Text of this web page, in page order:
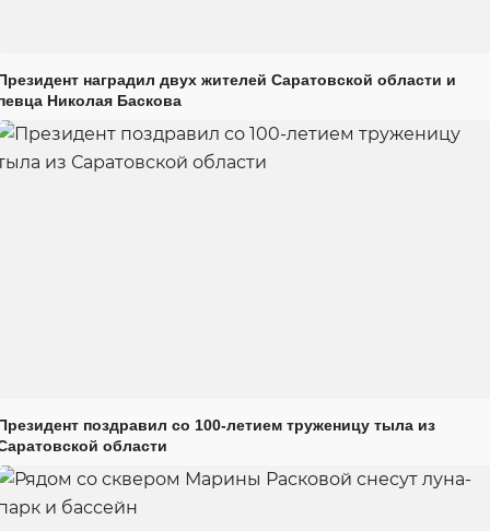
наградил двух жителей Саратовской области и
Николая Баскова
поздравил со 100-летием труженицу тыла из
области